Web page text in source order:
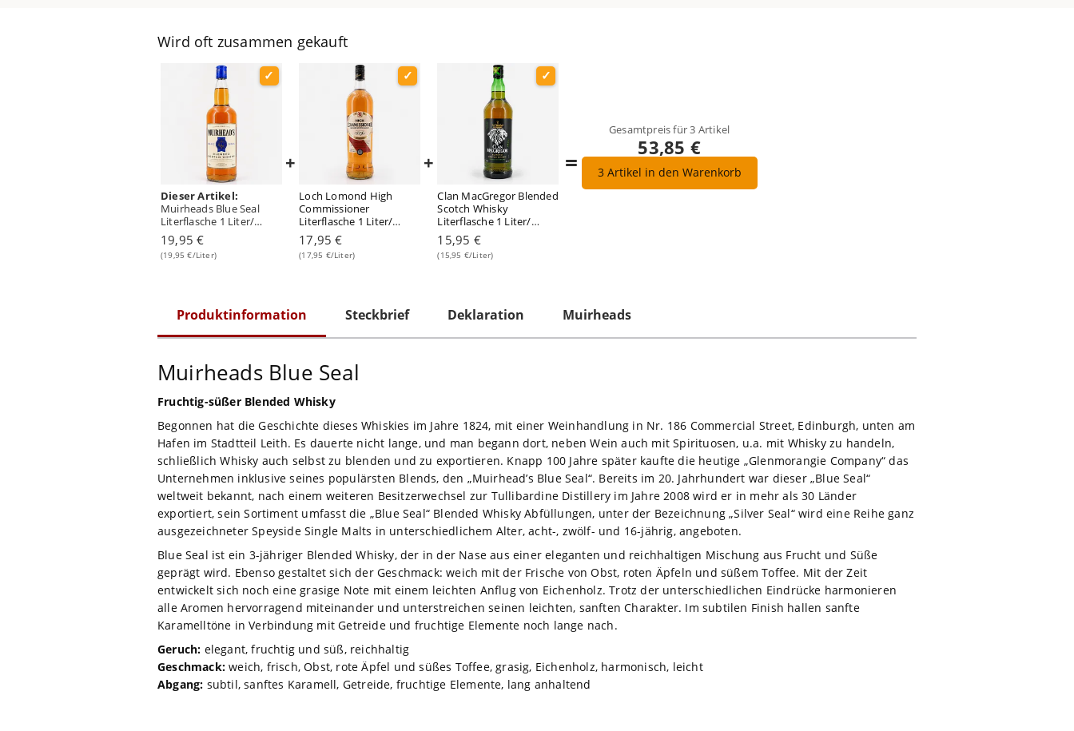
Wird oft zusammen gekauft
Dieser Artikel:
Muirheads Blue Seal
Literflasche 1 Liter/
40.0% vol
19,95 €
(19,95 €/Liter)
+
Loch Lomond High
Commissioner
Literflasche 1 Liter/
43.0% vol
17,95 €
(17,95 €/Liter)
+
Clan MacGregor Blended
Scotch Whisky
Literflasche 1 Liter/
40.0% vol
15,95 €
(15,95 €/Liter)
=
Gesamtpreis für3 Artikel
53,85 €
3Artikel in den Warenkorb
Produktinformation Steckbrief Deklaration Muirheads
Muirheads Blue Seal
Fruchtig-süßer Blended Whisky
Begonnen hat die Geschichte dieses Whiskies im Jahre 1824, mit einer Weinhandlung in Nr. 186 Commercial Street, Edinburgh, unten am
Hafen im Stadtteil Leith. Es dauerte nicht lange, und man begann dort, neben Wein auch mit Spirituosen, u.a. mit Whisky zu handeln,
schließlich Whisky auch selbst zu blenden und zu exportieren. Knapp 100 Jahre später kaufte die heutige „Glenmorangie Company“ das
Unternehmen inklusive seines populärsten Blends, den „Muirhead’s Blue Seal“. Bereits im 20. Jahrhundert war dieser „Blue Seal“
weltweit bekannt, nach einem weiteren Besitzerwechsel zur Tullibardine Distillery im Jahre 2008 wird er in mehr als 30 Länder
exportiert, sein Sortiment umfasst die „Blue Seal“ Blended Whisky Abfüllungen, unter der Bezeichnung „Silver Seal“ wird eine Reihe ganz
ausgezeichneter Speyside Single Malts in unterschiedlichem Alter, acht-, zwölf- und 16-jährig, angeboten.
Blue Seal ist ein 3-jähriger Blended Whisky, der in der Nase aus einer eleganten und reichhaltigen Mischung aus Frucht und Süße
geprägt wird. Ebenso gestaltet sich der Geschmack: weich mit der Frische von Obst, roten Äpfeln und süßem Toffee. Mit der Zeit
entwickelt sich noch eine grasige Note mit einem leichten Anflug von Eichenholz. Trotz der unterschiedlichen Eindrücke harmonieren
alle Aromen hervorragend miteinander und unterstreichen seinen leichten, sanften Charakter. Im subtilen Finish hallen sanfte
Karamelltöne in Verbindung mit Getreide und fruchtige Elemente noch lange nach.
Geruch: elegant, fruchtig und süß, reichhaltig
Geschmack: weich, frisch, Obst, rote Äpfel und süßes Toffee, grasig, Eichenholz, harmonisch, leicht
Abgang: subtil, sanftes Karamell, Getreide, fruchtige Elemente, lang anhaltend